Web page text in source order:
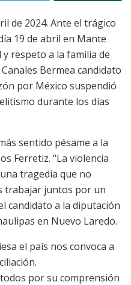
de 2024. Ante el trágico
19 de abril en Mante
respeto a la familia de
Bermea candidato
por México suspendió
durante los días
sentido pésame a la
Ferretiz. “La violencia
tragedia que no
trabajar juntos por un
candidato a la diputación
en Nuevo Laredo.
el país nos convoca a
por su comprensión